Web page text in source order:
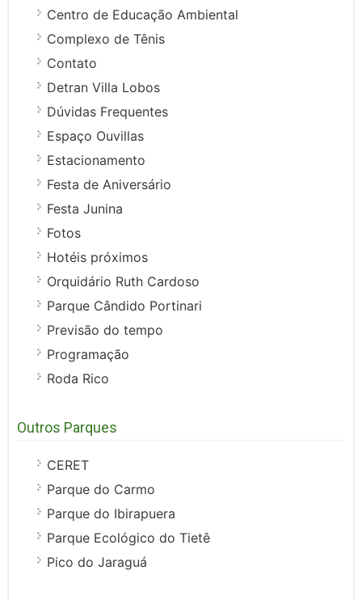
Centro de Educação Ambiental
Complexo de Tênis
Contato
Detran Villa Lobos
Dúvidas Frequentes
Espaço Ouvillas
Estacionamento
Festa de Aniversário
Festa Junina
Fotos
Hotéis próximos
Orquidário Ruth Cardoso
Parque Cândido Portinari
Previsão do tempo
Programação
Roda Rico
Outros Parques
CERET
Parque do Carmo
Parque do Ibirapuera
Parque Ecológico do Tietê
Pico do Jaraguá